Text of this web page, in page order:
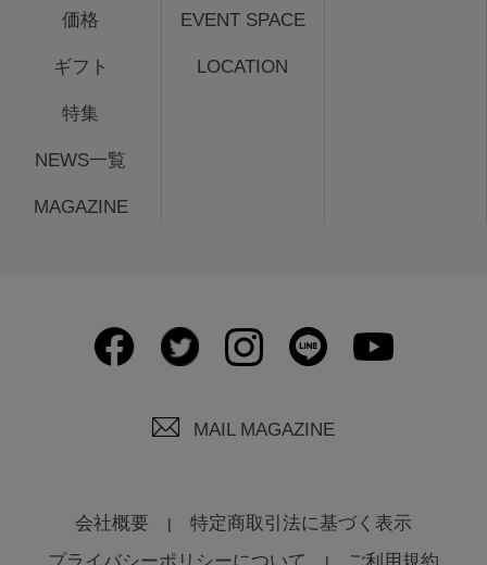
価格
ギフト
特集
NEWS一覧
MAGAZINE
EVENT SPACE
LOCATION
MAIL MAGAZINE
会社概要
特定商取引法に基づく表示
プライバシーポリシーについて
ご利用規約